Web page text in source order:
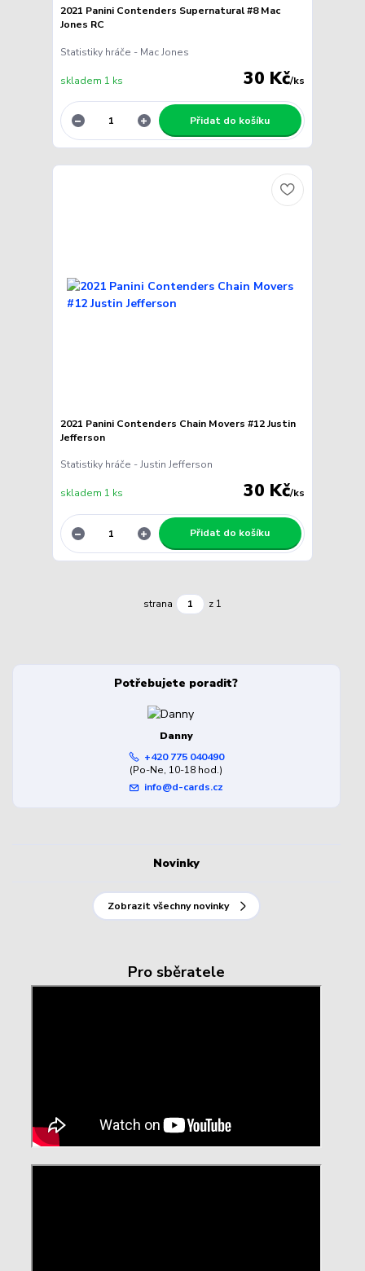
2021 Panini Contenders Supernatural #8 Mac
Jones RC
Statistiky hráče - Mac Jones
30 Kč/ks
skladem 1 ks
Přidat do košíku
2021 Panini Contenders Chain Movers #12 Justin
Jefferson
Statistiky hráče - Justin Jefferson
30 Kč/ks
skladem 1 ks
Přidat do košíku
strana z 1
Potřebujete poradit?
Danny
+420 775 040490
(Po-Ne, 10-18 hod.)
info@d-cards.cz
Novinky
Zobrazit všechny novinky
Pro sběratele